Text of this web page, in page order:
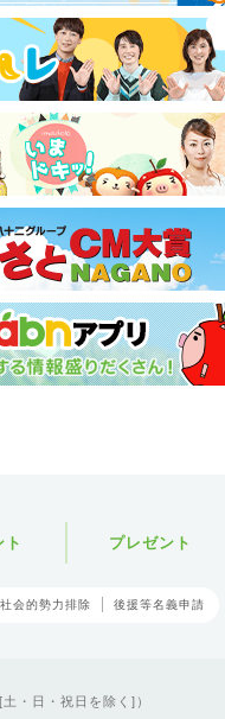
ト プレゼント
会的勢力排除 後援等名義申請
・日・祝日を除く]）